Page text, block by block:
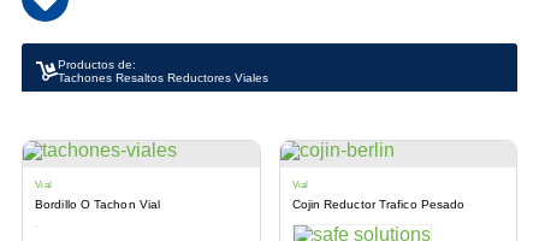
Productos de:
Tachones Resaltos Reductores Viales
Vial
Bordillo O Tachon Vial
Vial
Cojin Reductor Trafico Pesado